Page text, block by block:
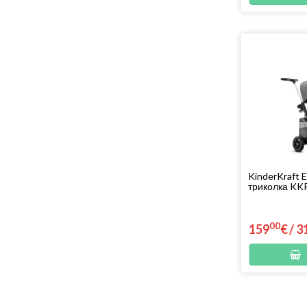
KinderKraft
триколка
15900€/